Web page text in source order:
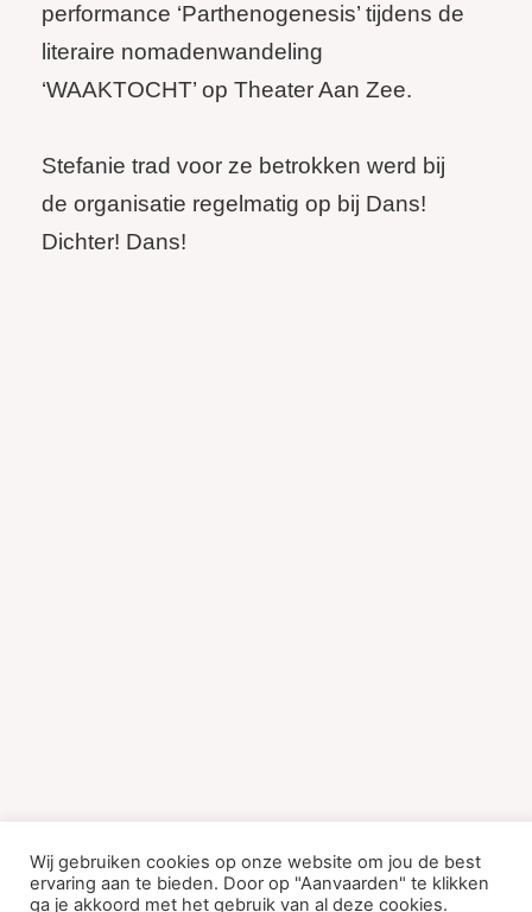
performance ‘Parthenogenesis’ tijdens de
literaire nomadenwandeling
‘WAAKTOCHT’ op Theater Aan Zee.
Stefanie trad voor ze betrokken werd bij
de organisatie regelmatig op bij Dans!
Dichter! Dans!
Wij gebruiken cookies op onze website om jou de best
ervaring aan te bieden. Door op "Aanvaarden" te klikken
ga je akkoord met het gebruik van al deze cookies.